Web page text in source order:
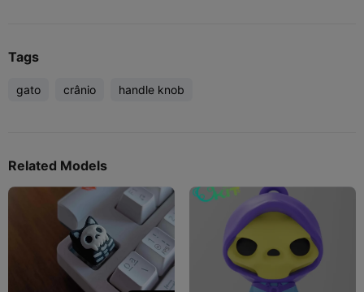
Tags
gato crânio handle knob
Related Models